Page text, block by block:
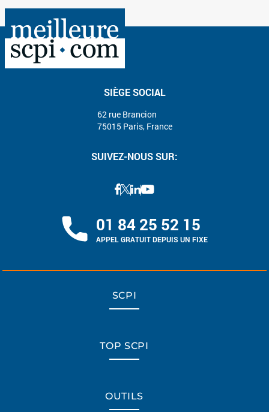
SIÈGE SOCIAL
62 rue Brancion
75015 Paris, France
SUIVEZ-NOUS SUR:
01 84 25 52 15
APPEL GRATUIT DEPUIS UN FIXE
SCPI
TOP SCPI
OUTILS